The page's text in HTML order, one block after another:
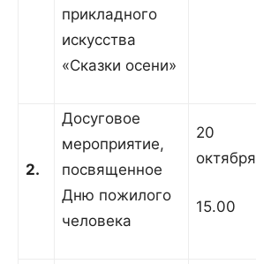
прикладного
искусства
«Сказки осени»
2.
Досуговое
мероприятие,
посвященное
Дню пожилого
человека
20
октября
15.00